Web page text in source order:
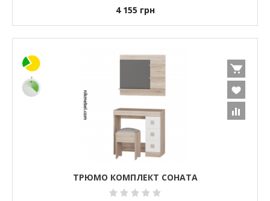
4 155 грн
ТРЮМО КОМПЛЕКТ СОНАТА